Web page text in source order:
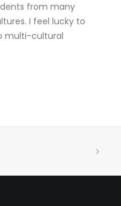
from many
I feel lucky to
multi-cultural